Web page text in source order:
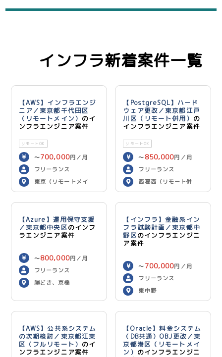
インフラ新着案件一覧
【AWS】インフラエンジ
ニア／東京都千代田区
（リモートメイン） のイ
ンフラエンジニア案件
リモートOK
〜700,000円／月
フリーランス
東京（リモートメイ
ン）
【PostgreSQL】ハード
ウェア更改／東京都江戸
川区（リモート併用） の
インフラエンジニア案件
リモートOK
〜 850,000円／月
フリーランス
西葛西（リモート併
用）
【Azure】運用保守支援
／東京都中央区のインフ
ラエンジニア案件
〜800,000円／月
フリーランス
勝どき、京橋
【インフラ】金融系イン
フラ試験計画／東京都中
野区のインフラエンジニ
ア案件
〜 700,000円／月
フリーランス
東中野
【AWS】公共系システム
の次期検討／東京都江東
区（フルリモート） のイ
ンフラエンジニア案件
【Oracle】料金システム
（DB共通）OBJ更改／東
京都港区（リモートメイ
ン） のインフラエンジニ